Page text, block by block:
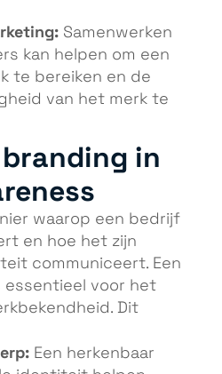
Samenwerken
kan helpen om een
te bereiken en de
van het merk te
in
waarop een bedrijf
en hoe het zijn
communiceert. Een
essentieel voor het
Dit
Een herkenbaar